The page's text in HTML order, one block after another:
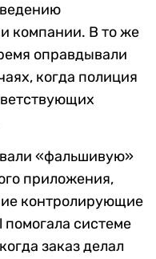
компании. В то же
оправдывали
когда полиция
«фальшивую»
приложения,
контролирующие
системе
заказ делал